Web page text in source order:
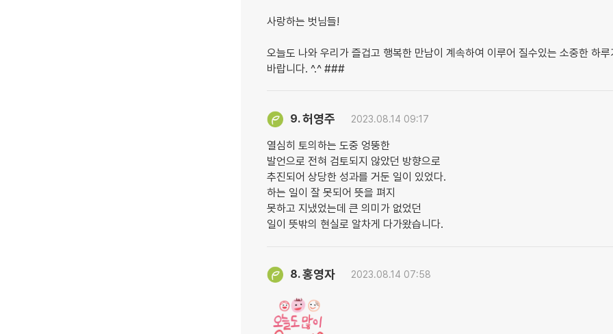
사랑하는 벗님들!
오늘도 나와 우리가 즐겁고 행복한 만남이 계속하여 이루어 질수있는 소중한 하루
바랍니다. ^.^ ###
9.허영주 2023.08.14 09:17
열심히 토의하는 도중 엉뚱한
발언으로 전혀 검토되지 않았던 방향으로
추진되어 상당한 성과를 거둔 일이 있었다.
하는 일이 잘 못되어 뜻을 펴지
못하고 지냈었는데 큰 의미가 없었던
일이 뜻밖의 현실로 알차게 다가왔습니다.
8.홍영자 2023.08.14 07:58